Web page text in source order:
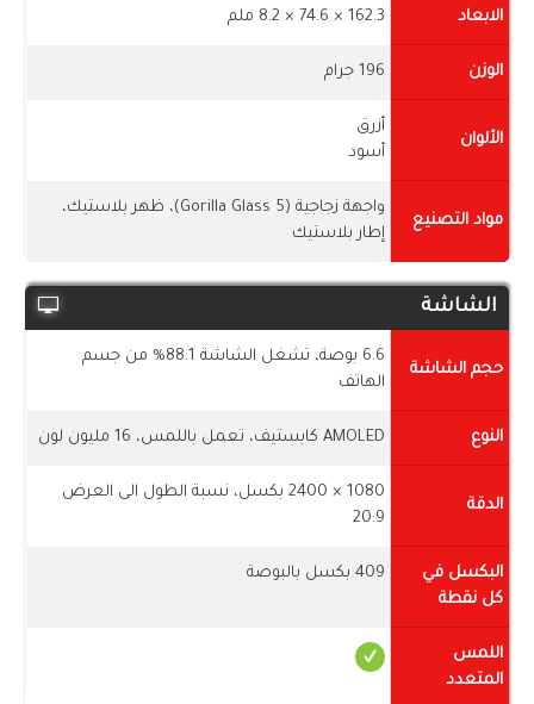
الابعاد 162.3 × 74.6 × 8.2 ملم
الوزن 196 جرام
الألوان
أزرق
أسود
مواد التصنيع
واجهة زجاجية (Gorilla Glass 5)، ظهر بلاستيك،
إطار بلاستيك
الشاشة
حجم الشاشة
6.6 بوصة، تشغل الشاشة 88.1% من جسم
الهاتف
النوع AMOLED كابستيف، تعمل باللمس، 16 مليون لون
الدقة
1080 × 2400 بكسل، نسبة الطول الى العرض
20:9
البكسل في
كل نقطة
409 بكسل بالبوصة
اللمس
المتعدد